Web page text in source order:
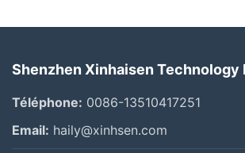
Shenzhen Xinhaisen Technology
Téléphone: 0086-13510417251
Email: haily@xinhsen.com